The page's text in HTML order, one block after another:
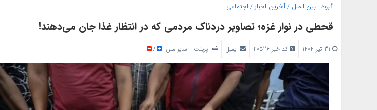
گروه :بین الملل /آخرین اخبار / اجتماعی
قحطی در نوار غزه؛ تصاویر دردناک مردمی که در انتظار غذا جان می‌دهند!
کد خبر 20526 ایمیل پرینت سایز متن /